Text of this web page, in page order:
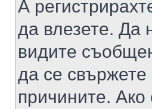
А
да влезете. Да
видите
да се свържете
причините. Ако